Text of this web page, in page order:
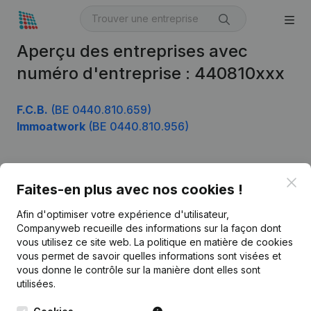
Aperçu des entreprises avec
numéro d'entreprise : 440810xxx
F.C.B. (BE 0440.810.659)
Immoatwork (BE 0440.810.956)
Faites-en plus avec nos cookies !
Afin d'optimiser votre expérience d'utilisateur,
Companyweb recueille des informations sur la façon dont
vous utilisez ce site web. La politique en matière de cookies
vous permet de savoir quelles informations sont visées et
vous donne le contrôle sur la manière dont elles sont
utilisées.
Français
Kantorenpark Everest
248D,
Monitoring
Recherche internationale